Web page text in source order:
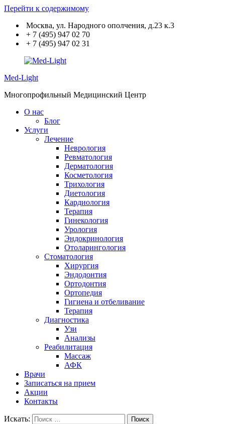
Перейти к содержимому
Москва, ул. Народного ополчения, д.23 к.3
+ 7 (495) 947 02 70
+ 7 (495) 947 02 31
Med-Light
Многопрофильный Медицинский Центр
О нас
Блог
Услуги
Лечение
Неврология
Ревматология
Дерматология
Косметология
Трихология
Диетология
Кардиология
Терапия
Гинекология
Урология
Эндокринология
Отоларингология
Стоматология
Хирургия
Эндодонтия
Ортодонтия
Ортопедия
Гигиена и отбеливание
Терапия
Диагностика
Узи
Анализы
Реабилитация
Массаж
АФК
Врачи
Записаться на прием
Акции
Контакты
Искать: Поиск